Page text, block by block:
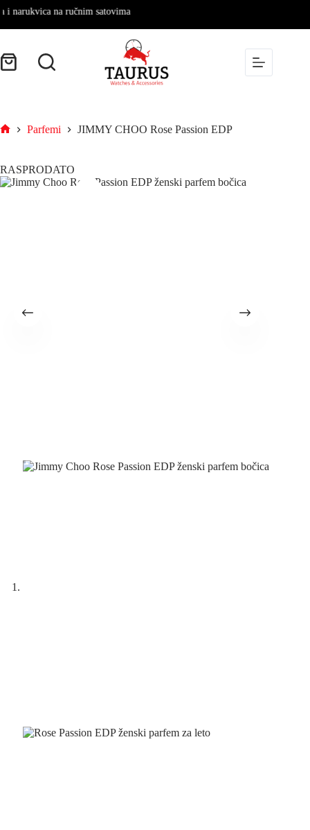
na ručnim satovima
Parfemi JIMMY CHOO Rose Passion EDP
RASPRODATO